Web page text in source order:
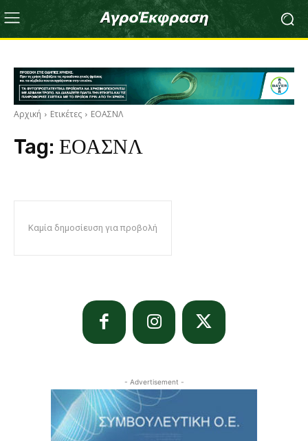
Αρχική Ετικέτες ΕΟΑΣΝΛ
Tag: ΕΟΑΣΝΛ
Καμία δημοσίευση για προβολή
- Advertisement -